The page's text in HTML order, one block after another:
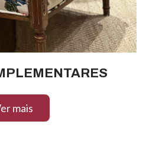
mais